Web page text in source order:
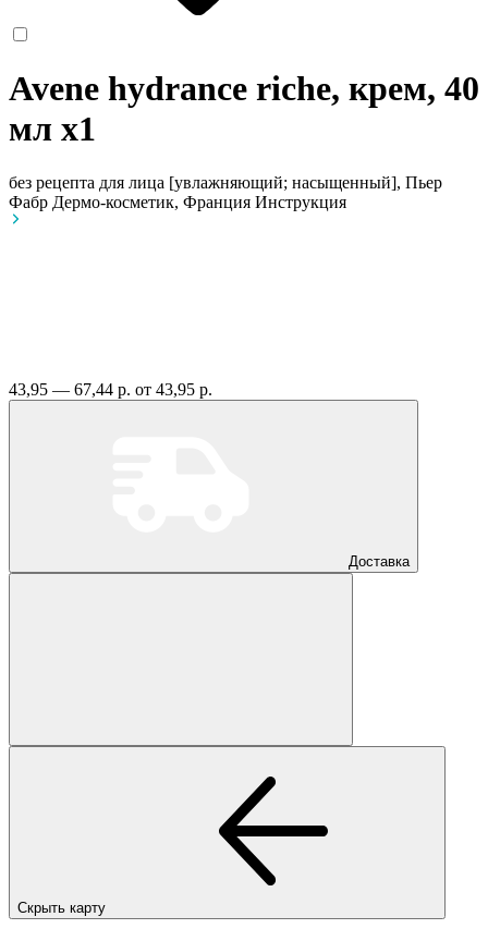
Avene hydrance riche, крем, 40
мл x1
без рецепта для лица [увлажняющий; насыщенный], Пьер
Фабр Дермо-косметик, Франция Инструкция
43,95 — 67,44 р. от 43,95 р.
Доставка
Скрыть карту